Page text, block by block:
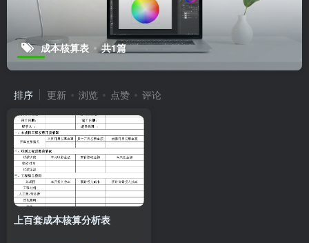
成本核算表 共1篇
排序 更新 浏览 点赞 评论
上百套成本核算分析表